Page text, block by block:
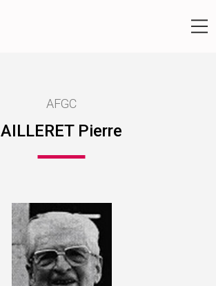
AFGC
AILLERET Pierre